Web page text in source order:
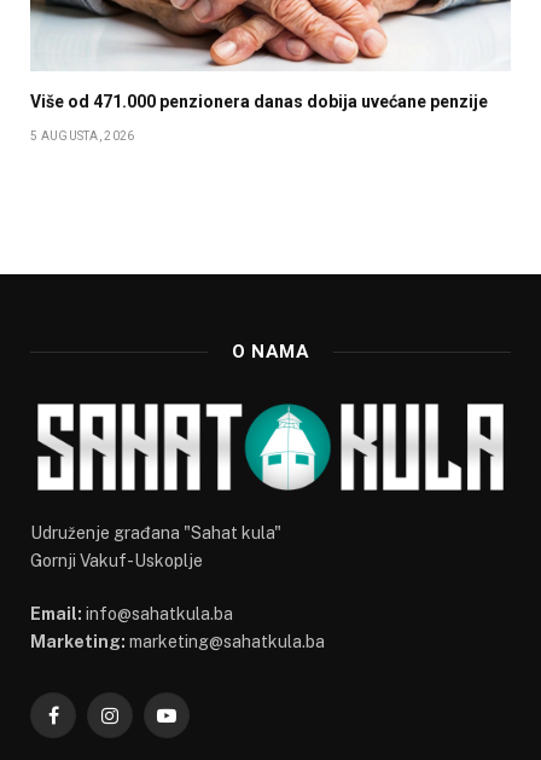
Više od 471.000 penzionera danas dobija uvećane penzije
5 AUGUSTA, 2026
O NAMA
Udruženje građana "Sahat kula"
Gornji Vakuf-Uskoplje
Email: info@sahatkula.ba
Marketing: marketing@sahatkula.ba
FacebookInstagramYouTube